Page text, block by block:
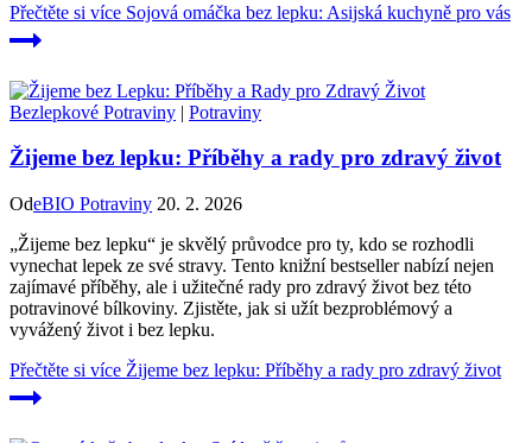
Přečtěte si více Sojová omáčka bez lepku: Asijská kuchyně pro vás
Bezlepkové Potraviny | Potraviny
Žijeme bez lepku: Příběhy a rady pro zdravý život
OdeBIO Potraviny 20. 2. 2026
„Žijeme bez lepku“ je skvělý průvodce pro ty, kdo se rozhodli
vynechat lepek ze své stravy. Tento knižní bestseller nabízí nejen
zajímavé příběhy, ale i užitečné rady pro zdravý život bez této
potravinové bílkoviny. Zjistěte, jak si užít bezproblémový a
vyvážený život i bez lepku.
Přečtěte si více Žijeme bez lepku: Příběhy a rady pro zdravý život